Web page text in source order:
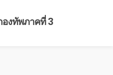
งทัพภาคที่ 3